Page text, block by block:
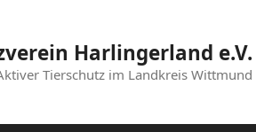
Harlingerland e.V.
Tierschutz im Landkreis Wittmund